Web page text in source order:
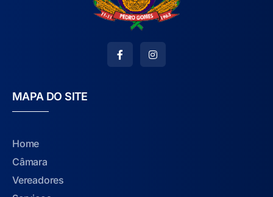
MAPA DO SITE
Home
Câmara
Vereadores